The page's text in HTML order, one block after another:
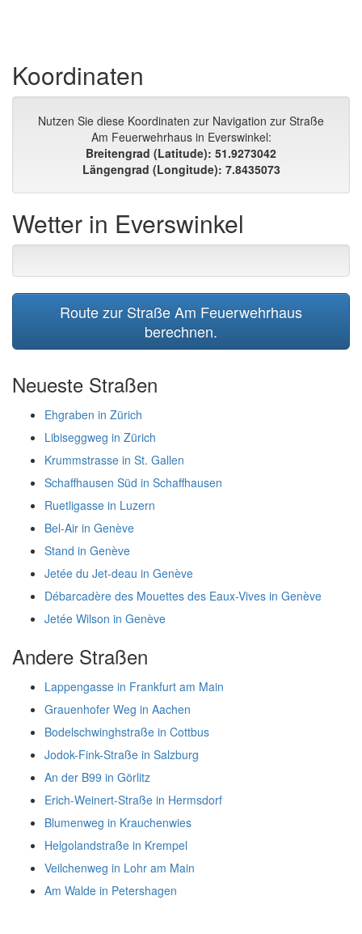
Koordinaten
Nutzen Sie diese Koordinaten zur Navigation zur Straße
Am Feuerwehrhaus in Everswinkel:
Breitengrad (Latitude): 51.9273042
Längengrad (Longitude): 7.8435073
Wetter in Everswinkel
Route zur Straße Am Feuerwehrhaus
berechnen.
Neueste Straßen
Ehgraben in Zürich
Libiseggweg in Zürich
Krummstrasse in St. Gallen
Schaffhausen Süd in Schaffhausen
Ruetligasse in Luzern
Bel-Air in Genève
Stand in Genève
Jetée du Jet-deau in Genève
Débarcadère des Mouettes des Eaux-Vives in Genève
Jetée Wilson in Genève
Andere Straßen
Lappengasse in Frankfurt am Main
Grauenhofer Weg in Aachen
Bodelschwinghstraße in Cottbus
Jodok-Fink-Straße in Salzburg
An der B99 in Görlitz
Erich-Weinert-Straße in Hermsdorf
Blumenweg in Krauchenwies
Helgolandstraße in Krempel
Veilchenweg in Lohr am Main
Am Walde in Petershagen